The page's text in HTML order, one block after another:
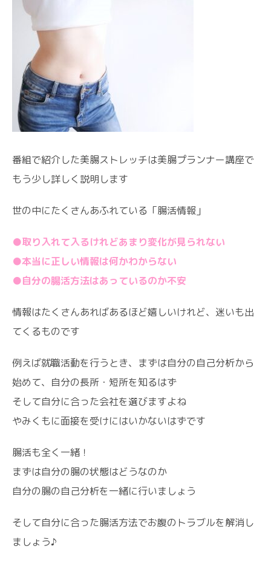
番組で紹介した美腸ストレッチは美腸プランナー講座で
もう少し詳しく説明します
世の中にたくさんあふれている「腸活情報」
●取り入れて入るけれどあまり変化が見られない
●本当に正しい情報は何かわからない
●自分の腸活方法はあっているのか不安
情報はたくさんあればあるほど嬉しいけれど、迷いも出
てくるものです
例えば就職活動を行うとき、まずは自分の自己分析から
始めて、自分の長所・短所を知るはず
そして自分に合った会社を選びますよね
やみくもに面接を受けにはいかないはずです
腸活も全く一緒！
まずは自分の腸の状態はどうなのか
自分の腸の自己分析を一緒に行いましょう
そして自分に合った腸活方法でお腹のトラブルを解消し
ましょう♪